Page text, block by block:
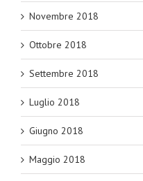
Novembre 2018
Ottobre 2018
Settembre 2018
Luglio 2018
Giugno 2018
Maggio 2018